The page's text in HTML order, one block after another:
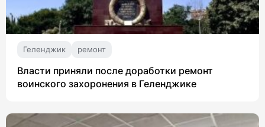
Геленджик ремонт
Власти приняли после доработки ремонт
воинского захоронения в Геленджике